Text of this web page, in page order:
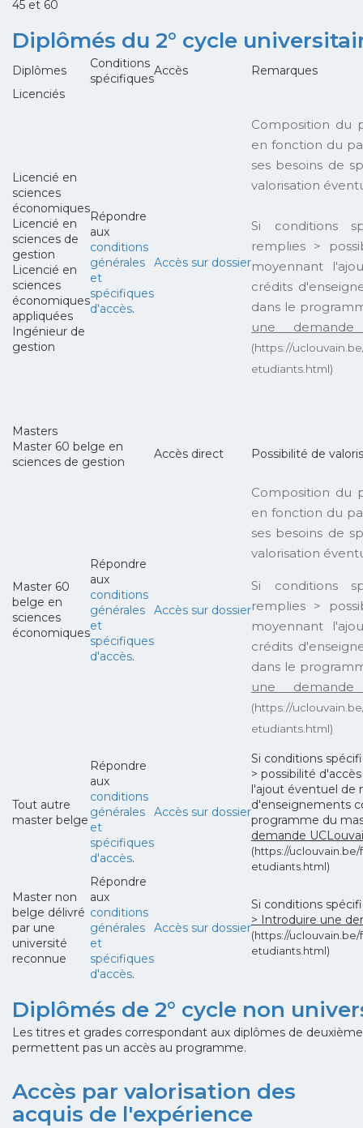
45 et 60
Diplômés du 2° cycle
Diplômes
Conditions
spécifiques
Accès
Remarques
Licenciés
Licencié en
sciences
économiques
Licencié en
sciences de
gestion
Licencié en
sciences
économiques
appliquées
Ingénieur de
gestion
Répondre
aux
conditions
générales
et
spécifiques
d'accès.
Accès sur dossier
Composition du
en fonction du
ses besoins de
valorisation
Si conditions
remplies >
moyennant
crédits
dans le
une
(https://
etudiants.html)
Masters
Master 60 belge en
sciences de gestion
Accès direct Possibilité de
Master 60
belge en
sciences
économiques
Répondre
aux
conditions
générales
et
spécifiques
d'accès.
Accès sur dossier
Composition du
en fonction du
ses besoins de
valorisation
Si conditions
remplies >
moyennant
crédits
dans le
une
(https://
etudiants.html)
Tout autre
master belge
Répondre
aux
conditions
générales
et
spécifiques
d'accès.
Accès sur dossier
Si conditions
> possibilité
l'ajout éventuel de
d'enseignements
programme du
demande
(https://
etudiants.html)
Master non
belge délivré
par une
université
reconnue
Répondre
aux
conditions
générales
et
spécifiques
d'accès.
Accès sur dossier
Si conditions
> Introduire une
(https://
etudiants.html)
Diplômés de 2° cycle non
Les titres et grades correspondant aux diplômes de
permettent pas un accès au programme.
Accès par valorisation des
acquis de l'expérience